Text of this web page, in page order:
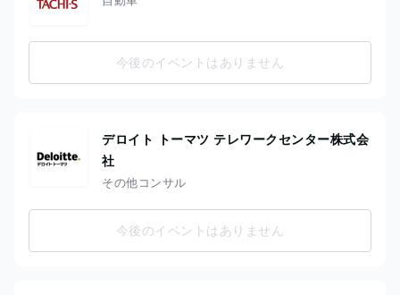
今後のイベントはありません
デロイト トーマツ テレワークセンター株式会
社
その他コンサル
今後のイベントはありません